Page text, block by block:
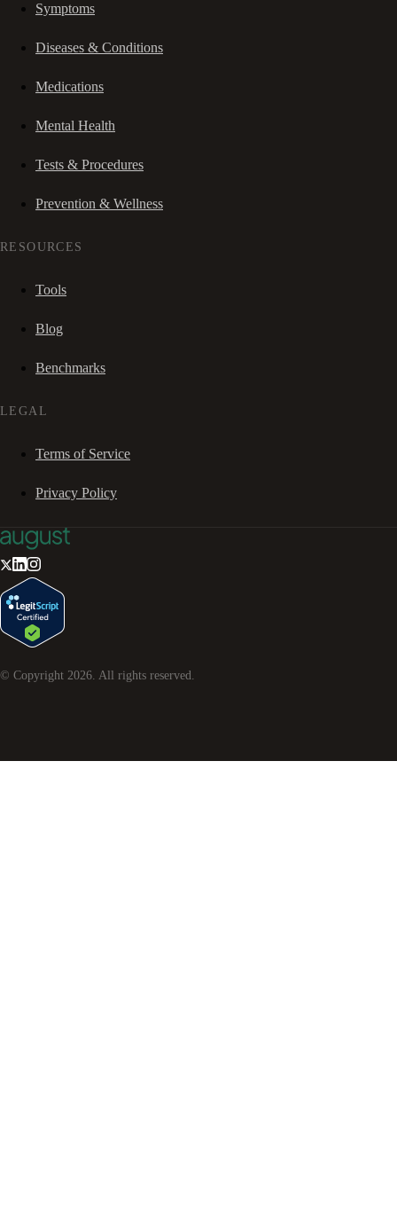
Symptoms
Diseases & Conditions
Medications
Mental Health
Tests & Procedures
Prevention & Wellness
RESOURCES
Tools
Blog
Benchmarks
LEGAL
Terms of Service
Privacy Policy
© Copyright 2026. All rights reserved.